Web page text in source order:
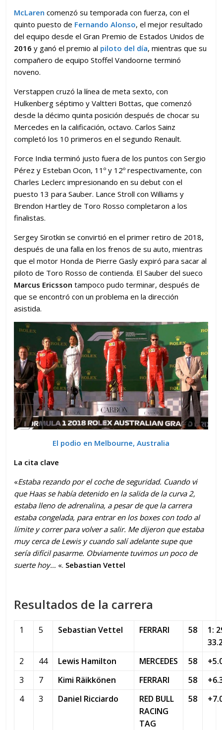
McLaren comenzó su temporada con fuerza, con el
quinto puesto de Fernando Alonso, el mejor resultado
del equipo desde el Gran Premio de Estados Unidos de
2016y ganó el premio al piloto del día, mientras que su
compañero de equipo Stoffel Vandoorne terminó
noveno.
Verstappen cruzó la línea de meta sexto, con
Hulkenberg séptimo y Valtteri Bottas, que comenzó
desde la décimo quinta posición después de chocar su
Mercedes en la calificación, octavo. Carlos Sainz
completó los 10 primeros en el segundo Renault.
Force India terminó justo fuera de los puntos con Sergio
Pérez y Esteban Ocon, 11º y 12º respectivamente, con
Charles Leclerc impresionando en su debut con el
puesto 13 para Sauber. Lance Stroll con Williams y
Brendon Hartley de Toro Rosso completaron a los
finalistas.
Sergey Sirotkin se convirtió en el primer retiro de 2018,
después de una falla en los frenos de su auto, mientras
que el motor Honda de Pierre Gasly expiró para sacar al
piloto de Toro Rosso de contienda. El Sauber del sueco
Marcus Ericsson tampoco pudo terminar, después de
que se encontró con un problema en la dirección
asistida.
El podio en Melbourne, Australia
La cita clave
«Estaba rezando por el coche de seguridad. Cuando vi
que Haas se había detenido en la salida de la curva 2,
estaba lleno de adrenalina, a pesar de que la carrera
estaba congelada, para entrar en los boxes con todo al
límite y correr para volver a salir. Me dijeron que estaba
muy cerca de Lewis y cuando salí adelante supe que
sería difícil pasarme. Obviamente tuvimos un poco de
suerte hoy… «. Sebastian Vettel
Resultados de la carrera
1 5 Sebastian Vettel FERRARI 58
1:
2
44 Lewis Hamilton MERCEDES 58
3
7 Kimi Räikkönen FERRARI 58
4
3 Daniel Ricciardo
RED BULL
RACING
TAG
58